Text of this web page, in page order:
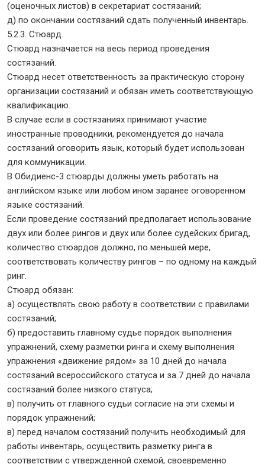
(оценочных листов) в секретариат состязаний;
д) по окончании состязаний сдать полученный инвентарь.
5.2.3. Стюард.
Стюард назначается на весь период проведения
состязаний.
Стюард несет ответственность за практическую сторону
организации состязаний и обязан иметь соответствующую
квалификацию.
В случае если в состязаниях принимают участие
иностранные проводники, рекомендуется до начала
состязаний оговорить язык, который будет использован
для коммуникации.
В Обидиенс-3 стюарды должны уметь работать на
английском языке или любом ином заранее оговоренном
языке состязаний.
Если проведение состязаний предполагает использование
двух или более рингов и двух или более судейских бригад,
количество стюардов должно, по меньшей мере,
соответствовать количеству рингов – по одному на каждый
ринг.
Стюард обязан:
а) осуществлять свою работу в соответствии с правилами
состязаний;
б) предоставить главному судье порядок выполнения
упражнений, схему разметки ринга и схему выполнения
упражнения «движение рядом» за 10 дней до начала
состязаний всероссийского статуса и за 7 дней до начала
состязаний более низкого статуса;
в) получить от главного судьи согласие на эти схемы и
порядок упражнений;
в) перед началом состязаний получить необходимый для
работы инвентарь, осуществить разметку ринга в
соответствии с утвержденной схемой, своевременно